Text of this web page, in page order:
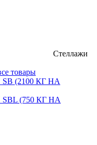
Стеллажи
товары
(2100 КГ НА
(750 КГ НА